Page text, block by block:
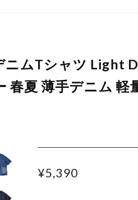
ムTシャツ Light
春夏 薄手デニム 軽
¥5,390